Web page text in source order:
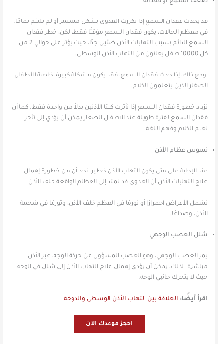
ضعف السمع أو فقدانه
قد يحدث فقدان السمع إذا تكررت العدوى بشكل مستمر أو لم تلتئم تمامًا.
في معظم الحالات، يكون فقدان السمع مؤقتًا فقط، لكن، خطر فقدان
السمع الدائم بسبب التهابات الأذن ضئيل جدًا، حيث يؤثر على حوالي 2 من
كل 10000 طفل يعانون من التهاب الأذن الوسطى.
ومع ذلك، إذا حدث فقدان السمع، فقد يكون مشكلة كبيرة، خاصة للأطفال
الصغار الذين يتعلمون الكلام.
تزداد خطورة فقدان السمع إذا تأثرت كلتا الأذنين بدلاً من واحدة فقط. كما أن
فقدان السمع لفترة طويلة عند الأطفال الصغار يمكن أن يؤدي إلى تأخر
تعلم الكلام وفهم اللغة.
تسوس عظام الأذن
عند الإجابة على متى يكون التهاب الأذن خطير، نجد أن من خطورة إهمال
علاج التهابات الأذن أن العدوى قد تمتد إلى العظام الواقعة خلف الأذن.
تشمل الأعراض احمرارًا أو تورمًا في العظم خلف الأذن، وتورمًا في شحمة
الأذن، وصداعًا.
شلل العصب الوجهي
يمر العصب الوجهي، وهو العصب المسؤول عن حركة الوجه، عبر الأذن
مباشرة. لذلك، يمكن أن يؤدي إهمال علاج التهاب الأذن إلى شلل في الوجه
حيث لا يتحرك جانبي الوجه.
اقرأ أيضًا: العلاقة بين التهاب الأذن الوسطى والدوخة
احجز موعدك الآن